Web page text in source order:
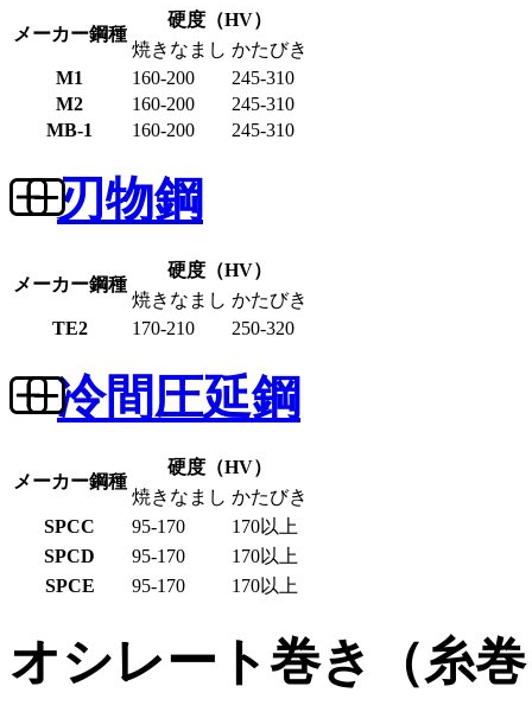
メーカー鋼種
硬度（HV）
焼きなまし かたびき
M1
160-200
245-310
M2
160-200
245-310
MB-1
160-200 245-310
刃物鋼
メーカー鋼種
硬度（HV）
焼きなまし かたびき
TE2
170-210 250-320
冷間圧延鋼
メーカー鋼種
硬度（HV）
焼きなまし かたびき
SPCC
95-170
170以上
SPCD
95-170
170以上
SPCE
95-170 170以上
オシレート巻き（糸